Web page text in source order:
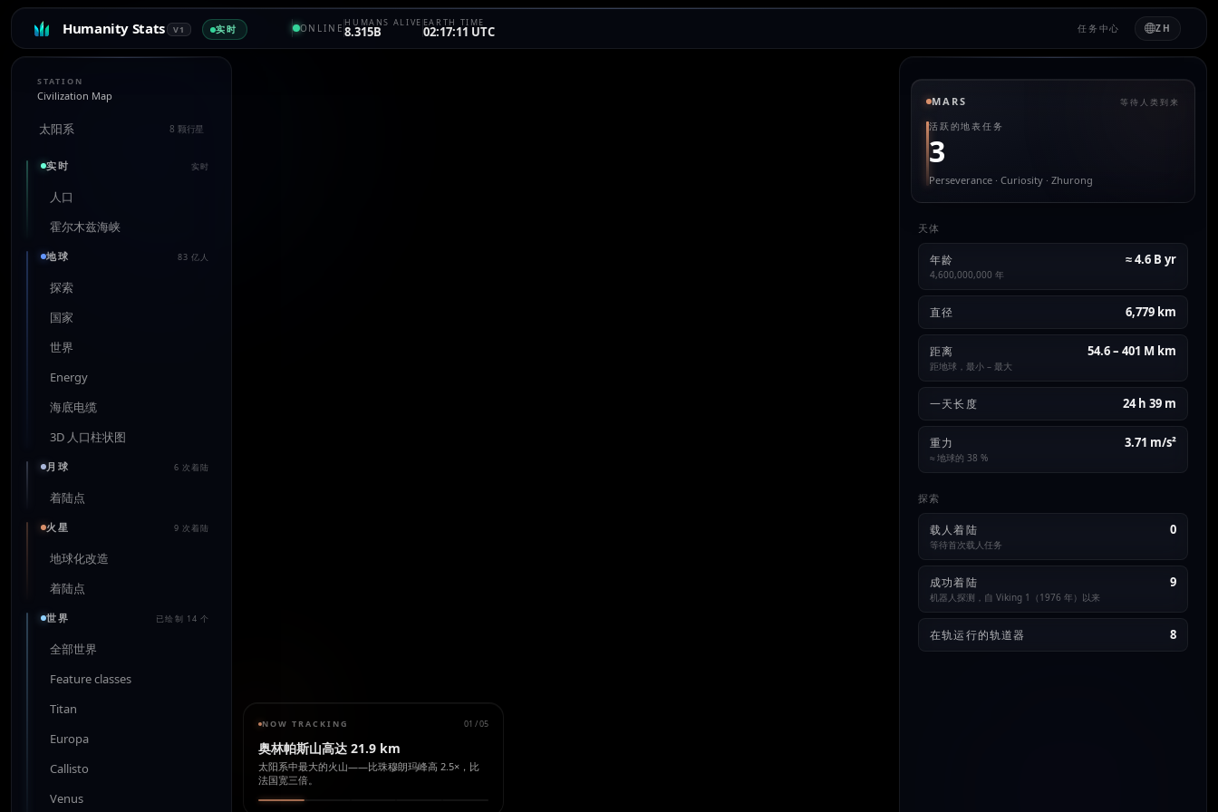
Humanity Stats V1 实时 ONLINE HUMANS ALIVE
8.315B
EARTH TIME
02:17:11 UTC 任务中心 ZH
STATION
Civilization Map
太阳系 8 颗行星
实时 实时
人口
霍尔木兹海峡
地球 83 亿人
探索
国家
世界
Energy
海底电缆
3D 人口柱状图
月球 6 次着陆
着陆点
火星 9 次着陆
地球化改造
着陆点
世界 已绘制 14 个
全部世界
Feature classes
Titan
Europa
Callisto
Venus
NOW TRACKING 01 /05
奥林帕斯山高达 21.9 km
太阳系中最大的火山——比珠穆朗玛峰高 2.5×，比
法国宽三倍。
MARS 等待人类到来
活跃的地表任务
3
Perseverance · Curiosity · Zhurong
天体
年龄 ≈ 4.6 B yr
4,600,000,000 年
直径 6,779 km
距离 54.6 – 401 M km
距地球，最小 – 最大
一天长度 24 h 39 m
重力 3.71 m/s²
≈ 地球的 38 %
探索
载人着陆 0
等待首次载人任务
成功着陆 9
机器人探测，自 Viking 1（1976 年）以来
在轨运行的轨道器 8